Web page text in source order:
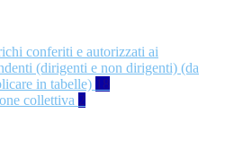
conferiti e autorizzati ai
(dirigenti e non dirigenti) (da
in tabelle) 18
collettiva 2